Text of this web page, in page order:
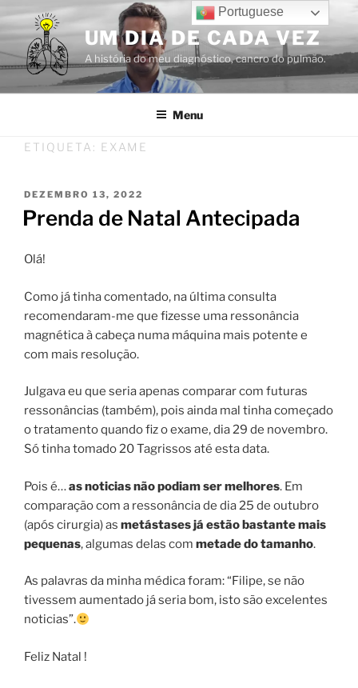
conteúdo
UM DIA DE CADA VEZ
A história do meu diagnóstico, cancro do pulmão.
Menu
ETIQUETA: EXAME
PUBLICADO
EM
DEZEMBRO 13, 2022
Prenda de Natal Antecipada
Olá!
Como já tinha comentado, na última consulta
recomendaram-me que fizesse uma ressonância
magnética à cabeça numa máquina mais potente e
com mais resolução.
Julgava eu que seria apenas comparar com futuras
ressonâncias (também), pois ainda mal tinha começado
o tratamento quando fiz o exame, dia 29 de novembro.
Só tinha tomado 20 Tagrissos até esta data.
Pois é…as noticias não podiam ser melhores. Em
comparação com a ressonância de dia 25 de outubro
(após cirurgia) as metástases já estão bastante mais
pequenas, algumas delas com metade do tamanho.
As palavras da minha médica foram: “Filipe, se não
tivessem aumentado já seria bom, isto são excelentes
noticias”.
Feliz Natal !
Portuguese